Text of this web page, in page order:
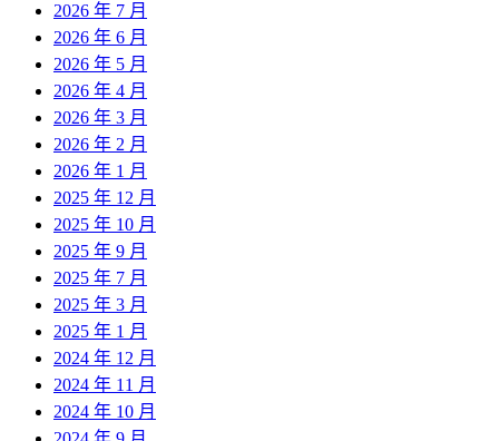
2026 年 7 月
2026 年 6 月
2026 年 5 月
2026 年 4 月
2026 年 3 月
2026 年 2 月
2026 年 1 月
2025 年 12 月
2025 年 10 月
2025 年 9 月
2025 年 7 月
2025 年 3 月
2025 年 1 月
2024 年 12 月
2024 年 11 月
2024 年 10 月